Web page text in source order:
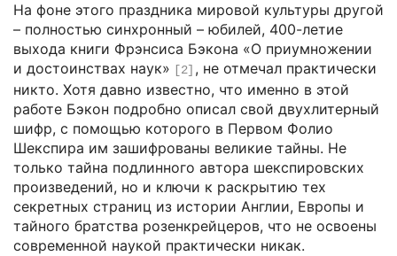
На фоне этого праздника мировой культуры другой
– полностью синхронный – юбилей, 400-летие
выхода книги Фрэнсиса Бэкона «О приумножении
и достоинствах наук» [2] , не отмечал практически
никто. Хотя давно известно, что именно в этой
работе Бэкон подробно описал свой двухлитерный
шифр, с помощью которого в Первом Фолио
Шекспира им зашифрованы великие тайны. Не
только тайна подлинного автора шекспировских
произведений, но и ключи к раскрытию тех
секретных страниц из истории Англии, Европы и
тайного братства розенкрейцеров, что не освоены
современной наукой практически никак.